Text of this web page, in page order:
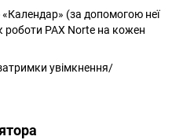
(за допомогою неї
роботи PAX Norte на кожен
увімкнення/